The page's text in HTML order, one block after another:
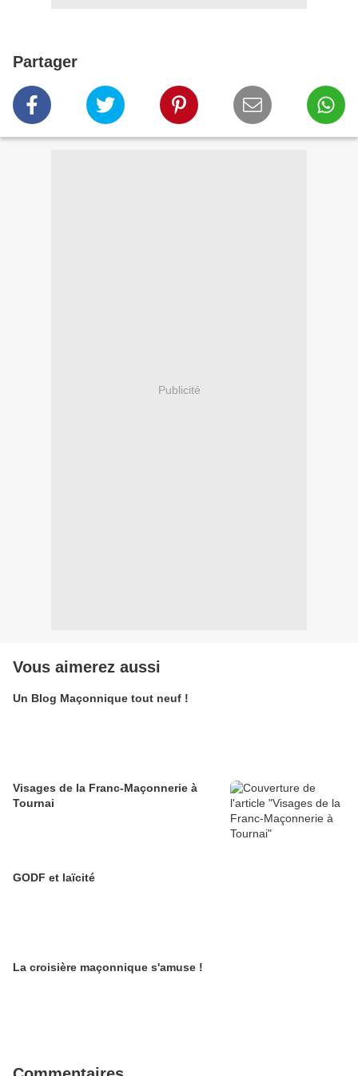
Partager
Publicité
Vous aimerez aussi
Un Blog Maçonnique tout neuf !
Visages de la Franc-Maçonnerie à
Tournai
GODF et laïcité
La croisière maçonnique s'amuse !